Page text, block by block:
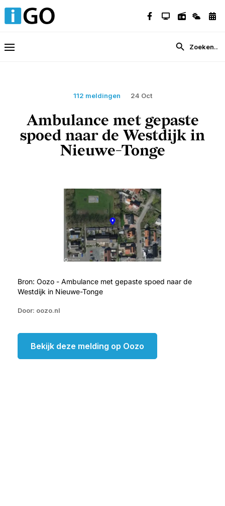
112 meldingen 24 Oct
Ambulance met gepaste
spoed naar de Westdijk in
Nieuwe-Tonge
Bron: Oozo - Ambulance met gepaste spoed naar de
Westdijk in Nieuwe-Tonge
Door: oozo.nl
Bekijk deze melding op Oozo